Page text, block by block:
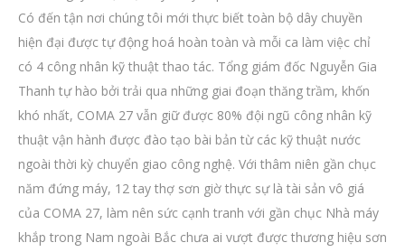
Có đến tận nơi chúng tôi mới thực biết toàn bộ dây chuyền
hiện đại được tự động hoá hoàn toàn và mỗi ca làm việc chỉ
có 4 công nhân kỹ thuật thao tác. Tổng giám đốc Nguyễn Gia
Thanh tự hào bởi trải qua những giai đoạn thăng trầm, khốn
khó nhất, COMA 27 vẫn giữ được 80% đội ngũ công nhân kỹ
thuật vận hành được đào tạo bài bản từ các kỹ thuật nước
ngoài thời kỳ chuyển giao công nghệ. Với thâm niên gần chục
năm đứng máy, 12 tay thợ sơn giờ thực sự là tài sản vô giá
của COMA 27, làm nên sức cạnh tranh với gần chục Nhà máy
khắp trong Nam ngoài Bắc chưa ai vượt được thương hiệu sơn